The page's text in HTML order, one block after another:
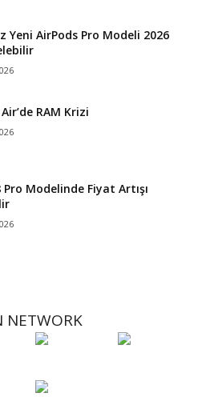
Yeni AirPods Pro Modeli 2026
RAM Krizi
Pro Modelinde Fiyat Artışı
NETWORK